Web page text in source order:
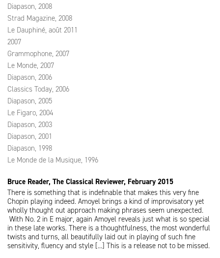
Diapason, 2008
Strad Magazine, 2008
Le Dauphiné, août 2011
2007
Grammophone, 2007
Le Monde, 2007
Diapason, 2006
Classics Today, 2006
Diapason, 2005
Le Figaro, 2004
Diapason, 2003
Diapason, 2001
Diapason, 1998
Le Monde de la Musique, 1996
Bruce Reader, The Classical Reviewer, February 2015
There is something that is indefinable that makes this very fine
Chopin playing indeed. Amoyel brings a kind of improvisatory yet
wholly thought out approach making phrases seem unexpected.
With No. 2 in E major, again Amoyel reveals just what is so special
in these late works. There is a thoughtfulness, the most wonderful
twists and turns, all beautifully laid out in playing of such fine
sensitivity, fluency and style [...] This is a release not to be missed.